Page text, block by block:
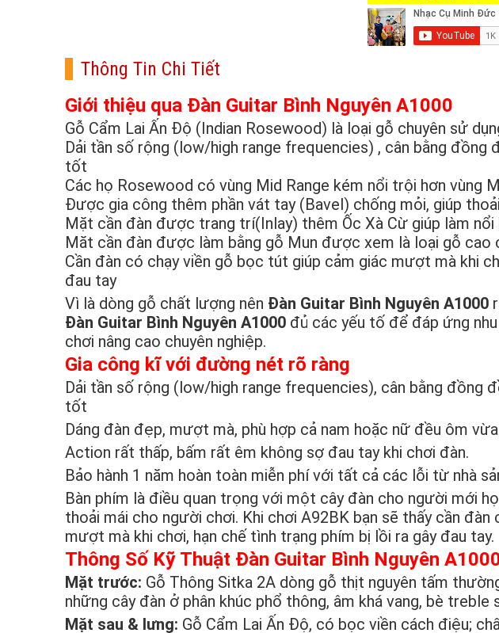
Thông Tin Chi Tiết
Giới thiệu qua Đàn Guitar Bình Nguyên A1000
Gỗ Cẩm Lai Ấn Độ (Indian Rosewood) là loại gỗ chuyên sử
Dải tần số rộng (low/high range frequencies) , cân bằng
tốt
Các họ Rosewood có vùng Mid Range kém nổi trội hơn vùng
Được gia công thêm phần vát tay (Bavel) chống mỏi, giúp
Mặt cần đàn được trang trí(Inlay) thêm Ốc Xà Cừ giúp làm
Măt cần đàn được làm bằng gỗ Mun được xem là loại gỗ cao
Cần đàn có chạy viền gỗ bọc tút giúp cảm giác mượt mà khi
đau tay
Vì là dòng gỗ chất lượng nên Đàn Guitar Bình Nguyên A1000
Đàn Guitar Bình Nguyên A1000 đủ các yếu tố để đáp ứng
chơi nâng cao chuyên nghiệp.
Gia công kĩ với đường nét rõ ràng
Dải tần số rộng (low/high range frequencies), cân bằng đồng
tốt
Dáng đàn đẹp, mượt mà, phù hợp cả nam hoặc nữ đều ôm
Action rất thấp, bấm rất êm không sợ đau tay khi chơi đàn.
Bảo hành 1 năm hoàn toàn miễn phí với tất cả các lỗi từ nhà
Bàn phím là điều quan trọng với một cây đàn cho người mới
thoải mái cho người chơi. Khi chơi A92BK bạn sẽ thấy cần
mượt mà khi chơi, hạn chế tình trạng phím bị lồi ra gây đau tay.
Thông Số Kỹ Thuật Đàn Guitar Bình Nguyên
Mặt trước: Gỗ Thông Sitka 2A dòng gỗ thịt nguyên tấm
những cây đàn ở phân khúc phổ thông, âm khá vang, bè treble
Mặt sau & lưng: Gỗ Cẩm Lai Ấn Độ, có bọc viền cách điệu;